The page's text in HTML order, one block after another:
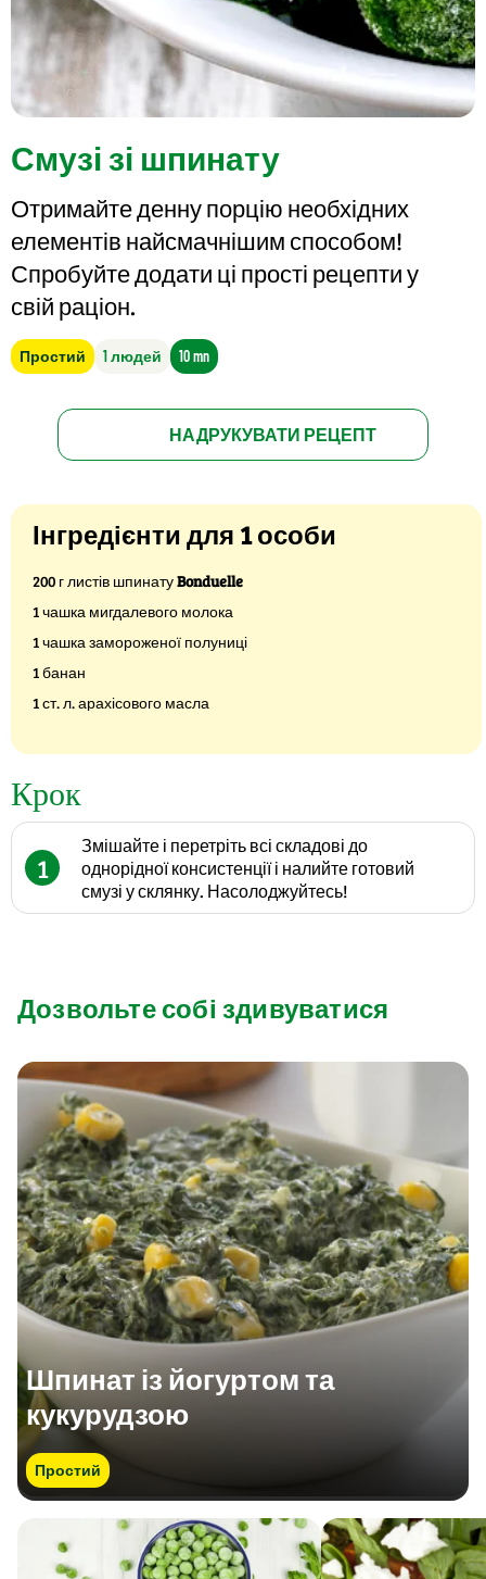
Смузі зі шпинату
Отримайте денну порцію необхідних
елементів найсмачнішим способом!
Спробуйте додати ці прості рецепти у
свій раціон.
Простий 1 людей 10 mn
НАДРУКУВАТИ РЕЦЕПТ
Інгредієнти для 1 особи
200 г листів шпинатуBonduelle
1 чашка мигдалевого молока
1 чашка замороженої полуниці
1 банан
1 ст. л. арахісового масла
Крок
1
Змішайте і перетріть всі складові до
однорідної консистенції і налийте готовий
смузі у склянку. Насолоджуйтесь!
Дозвольте собі здивуватися
Шпинат із йогуртом та
кукурудзою
Простий